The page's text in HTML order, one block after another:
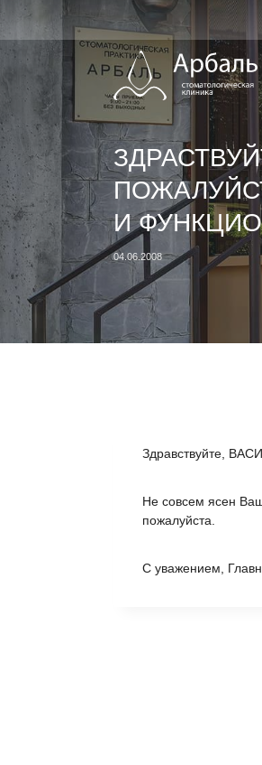
Перейти
содержимому
И
04.06.2008
Здравствуйте,
Не совсем ясен
пожалуйста.
С уважением,